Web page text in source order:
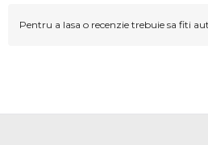
Pentru a lasa o recenzie trebuie sa fiti